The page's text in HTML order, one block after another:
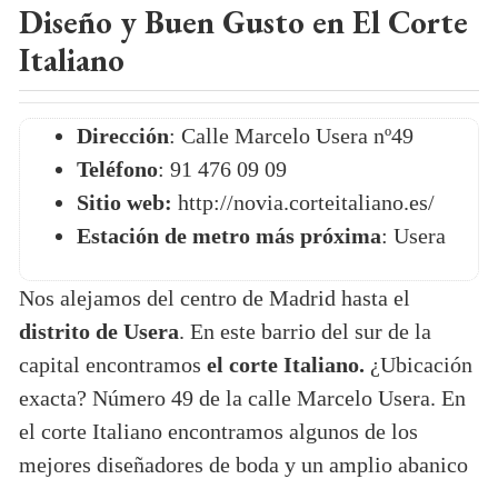
Diseño y Buen Gusto en El Corte
Italiano
Dirección: Calle Marcelo Usera nº49
Teléfono: 91 476 09 09
Sitio web: http://novia.corteitaliano.es/
Estación de metro más próxima: Usera
Nos alejamos del centro de Madrid hasta el
distrito de Usera. En este barrio del sur de la
capital encontramos el corte Italiano. ¿Ubicación
exacta? Número 49 de la calle Marcelo Usera. En
el corte Italiano encontramos algunos de los
mejores diseñadores de boda y un amplio abanico